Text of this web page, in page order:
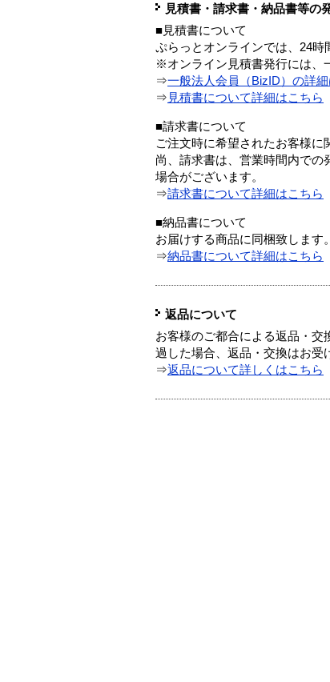
見積書・請求書・納品書等の
■見積書について
ぷらっとオンラインでは、24時
※オンライン見積書発行には、
⇒一般法人会員（BizID）の詳
⇒ 見積書について詳細はこちら
■請求書について
ご注文時に希望されたお客様に
尚、請求書は、営業時間内での
場合がございます。
⇒請求書について詳細はこちら
■納品書について
お届けする商品に同梱致します。
⇒納品書について詳細はこちら
返品について
お客様のご都合による返品・交
過した場合、返品・交換はお受
⇒返品について詳しくはこちら